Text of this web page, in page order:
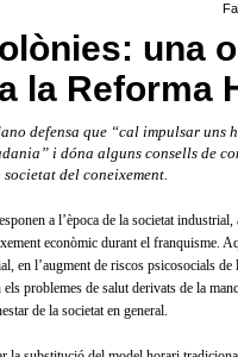
una
la Reforma
defensa que “cal impulsar uns
i dóna alguns consells de
del coneixement.
a l’època de la societat
econòmic durant el franquisme.
en l’augment de riscos psicosocials de
problemes de salut derivats de la
de la societat en general.